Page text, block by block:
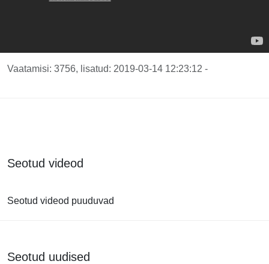
Vaatamisi: 3756, lisatud: 2019-03-14 12:23:12 -
Seotud videod
Seotud videod puuduvad
Seotud uudised